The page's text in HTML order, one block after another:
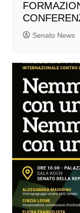
Senato News